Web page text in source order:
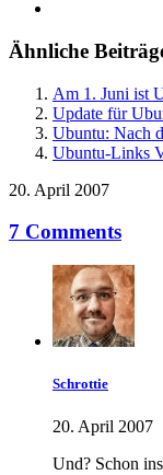
Ähnliche
Am 1. Juni ist
Update für
Ubuntu: Nach
Ubuntu-Links
20. April 2007
7 Comments
Schrottie
20. April 2007
Und? Schon